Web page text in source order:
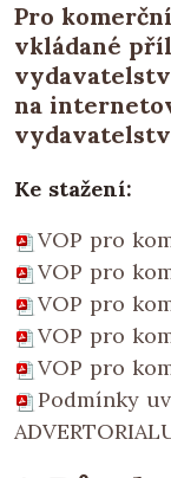
Pro
vkládané
na
vydavatelství
Ke stažení:
VOP pro
VOP pro
VOP pro
VOP pro
VOP pro
Podmínky